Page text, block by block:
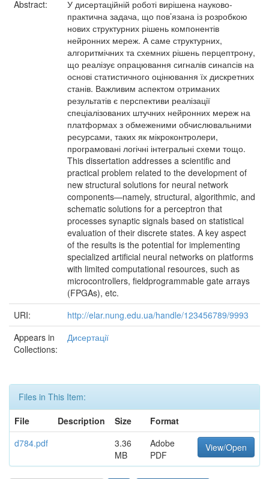
Abstract:
У дисертаційній роботі вирішена науково-
практична задача, що пов’язана із розробкою
нових структурних рішень компонентів
нейронних мереж. А саме структурних,
алгоритмічних та схемних рішень перцептрону,
що реалізує опрацювання сигналів синапсів на
основі статистичного оцінювання їх дискретних
станів. Важливим аспектом отриманих
результатів є перспективи реалізації
спеціалізованих штучних нейронних мереж на
платформах з обмеженими обчислювальними
ресурсами, таких як мікроконтролери,
програмовані логічні інтегральні схеми тощо.
This dissertation addresses a scientific and
practical problem related to the development of
new structural solutions for neural network
components—namely, structural, algorithmic, and
schematic solutions for a perceptron that
processes synaptic signals based on statistical
evaluation of their discrete states. A key aspect
of the results is the potential for implementing
specialized artificial neural networks on platforms
with limited computational resources, such as
microcontrollers, fieldprogrammable gate arrays
(FPGAs), etc.
URI:
http://elar.nung.edu.ua/handle/123456789/9993
Appears in
Collections:
Дисертації
Files in This Item:
File
Description Size
Format
d784.pdf
3.36
MB
Adobe
PDF
View/Open